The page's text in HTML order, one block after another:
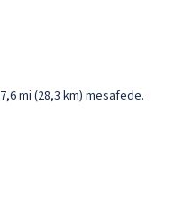
mi (28,3 km) mesafede.